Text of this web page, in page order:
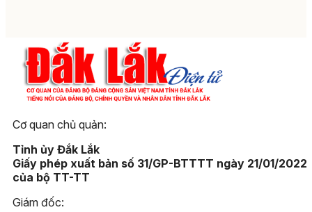
Cơ quan chủ quản:
Tỉnh ủy Đắk Lắk
Giấy phép xuất bản số 31/GP-BTTTT ngày 21/01/2022
của bộ TT-TT
Giám đốc: